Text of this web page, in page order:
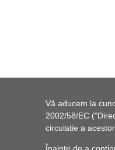
Vă aducem la
2002/58/EC
circulatie a